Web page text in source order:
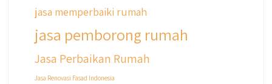
#jasadesainrumahmurah
#jasadesainrumahjakarta
#kontraktorbangunanjabodetabek
#jasabangunrumahjabodetabek
#qyusipersada
jasa memperbaiki rumah
jasa pemborong rumah
Jasa Perbaikan Rumah
Jasa Renovasi Fasad Indonesia